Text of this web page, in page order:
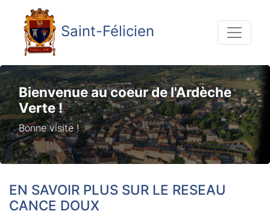
Saint-Félicien
Bienvenue au coeur de l'Ardèche
Verte !
Bonne visite !
EN SAVOIR PLUS SUR LE RESEAU
CANCE DOUX